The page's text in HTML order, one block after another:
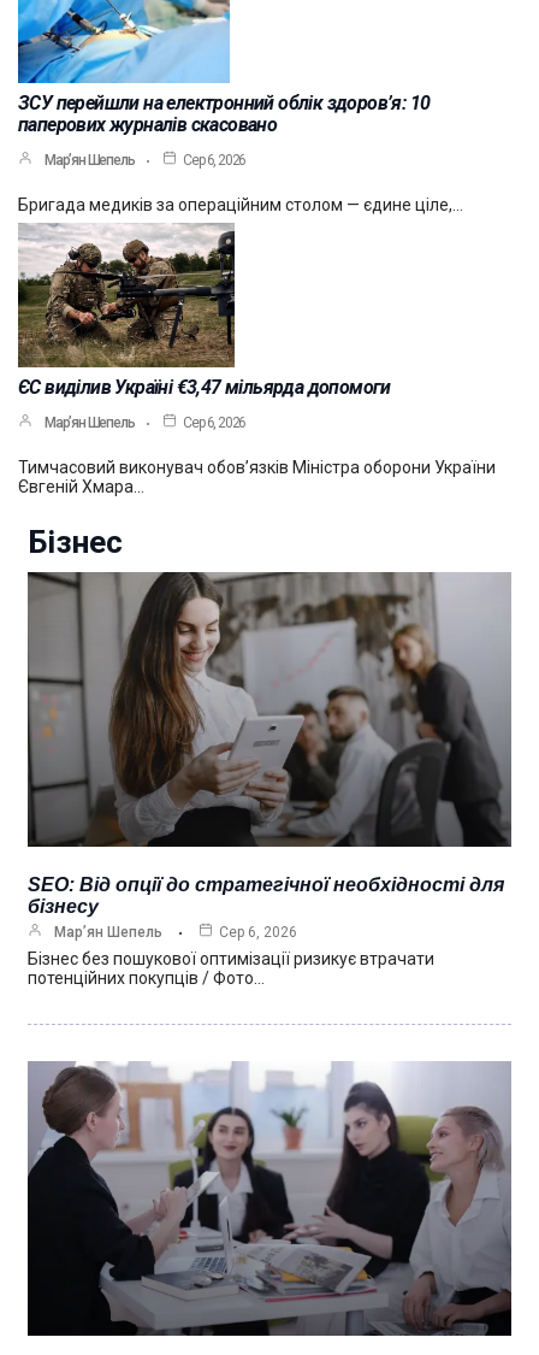
ЗСУ перейшли на електронний облік здоров’я: 10
паперових журналів скасовано
Мар’ян Шепель Сер 6, 2026
Бригада медиків за операційним столом — єдине ціле,…
ЄС виділив Україні €3,47 мільярда допомоги
Мар’ян Шепель Сер 6, 2026
Тимчасовий виконувач обов’язків Міністра оборони України
Євгеній Хмара…
Бізнес
SEO: Від опції до стратегічної необхідності для
бізнесу
Мар’ян Шепель Сер 6, 2026
Бізнес без пошукової оптимізації ризикує втрачати
потенційних покупців / Фото…